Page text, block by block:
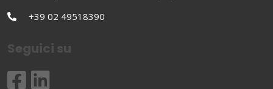
+39 02 49518390
Seguici su